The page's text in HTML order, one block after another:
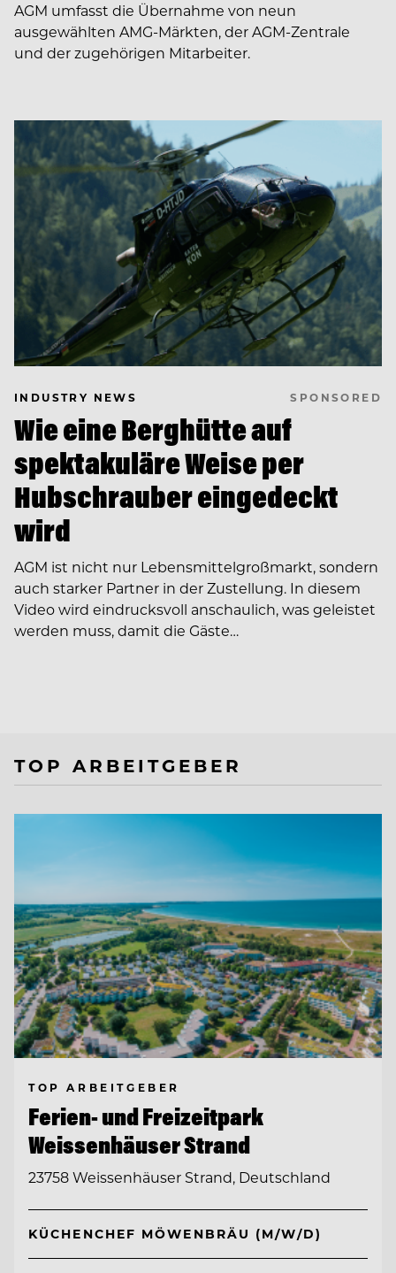
AGM umfasst die Übernahme von neun
ausgewählten AMG-Märkten, der AGM-Zentrale
und der zugehörigen Mitarbeiter.
INDUSTRY NEWS SPONSORED
Wie eine Berghütte auf
spektakuläre Weise per
Hubschrauber eingedeckt
wird
AGM ist nicht nur Lebensmittelgroßmarkt, sondern
auch starker Partner in der Zustellung. In diesem
Video wird eindrucksvoll anschaulich, was geleistet
werden muss, damit die Gäste…
TOP ARBEITGEBER
TOP ARBEITGEBER
Ferien- und Freizeitpark
Weissenhäuser Strand
23758 Weissenhäuser Strand, Deutschland
KÜCHENCHEF MÖWENBRÄU (M/W/D)